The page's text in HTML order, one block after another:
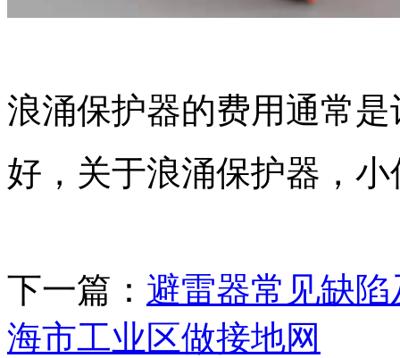
浪涌保护器的费用通常
好，关于浪涌保护器，
下一篇： 避雷器常见缺
海市工业区做接地网